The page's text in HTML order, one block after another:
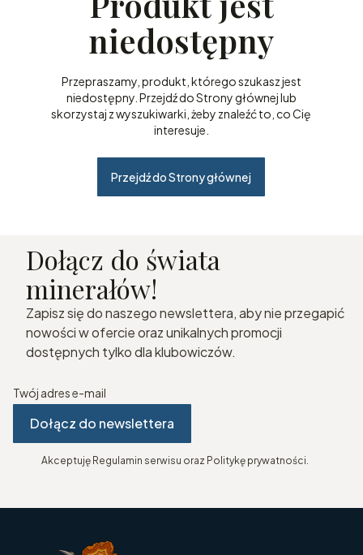
niedostępny
Przepraszamy, produkt, którego szukasz jest
niedostępny. Przejdź do Strony głównej lub
skorzystaj z wyszukiwarki, żeby znaleźć to, co Cię
interesuje.
Przejdź do Strony głównej
Dołącz do świata
minerałów!
Zapisz się do naszego newslettera, aby nie przegapić
nowości w ofercie oraz unikalnych promocji
dostępnych tylko dla klubowiczów.
Twój adres e-mail
Dołącz do newslettera
Akceptuję Regulamin serwisu oraz Politykę prywatności.